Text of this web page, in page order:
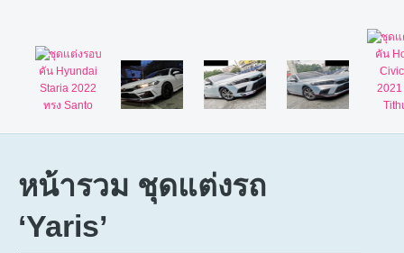
หน้ารวม ชุดแต่งรถ
‘Yaris’